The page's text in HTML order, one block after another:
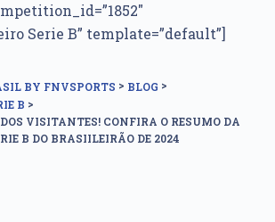
Serie B” template=”default”]
BY FNVSPORTS > BLOG >
B >
VISITANTES! CONFIRA O RESUMO DA
B DO BRASIILEIRÃO DE 2024